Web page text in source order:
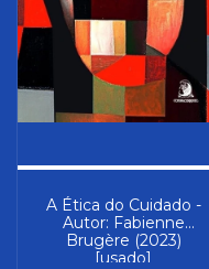
A Ética do Cuidado -
Autor: Fabienne
Brugère (2023)
[usado]